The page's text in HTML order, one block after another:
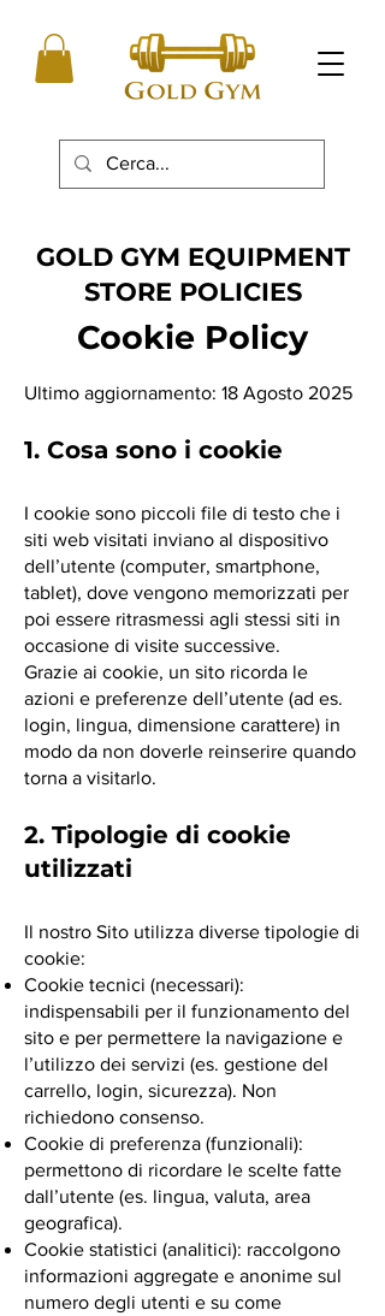
GOLD GYM EQUIPMENT
STORE POLICIES
Cookie Policy
Ultimo aggiornamento: 18 Agosto 2025
1. Cosa sono i cookie
I cookie sono piccoli file di testo che i
siti web visitati inviano al dispositivo
dell’utente (computer, smartphone,
tablet), dove vengono memorizzati per
poi essere ritrasmessi agli stessi siti in
occasione di visite successive.
Grazie ai cookie, un sito ricorda le
azioni e preferenze dell’utente (ad es.
login, lingua, dimensione carattere) in
modo da non doverle reinserire quando
torna a visitarlo.
2. Tipologie di cookie
utilizzati
Il nostro Sito utilizza diverse tipologie di
cookie:
Cookie tecnici (necessari):
indispensabili per il funzionamento del
sito e per permettere la navigazione e
l’utilizzo dei servizi (es. gestione del
carrello, login, sicurezza). Non
richiedono consenso.
Cookie di preferenza (funzionali):
permettono di ricordare le scelte fatte
dall’utente (es. lingua, valuta, area
geografica).
Cookie statistici (analitici): raccolgono
informazioni aggregate e anonime sul
numero degli utenti e su come